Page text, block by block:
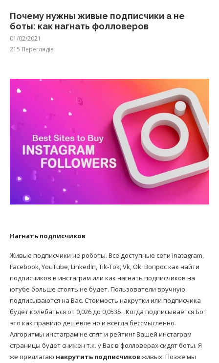
Почему нужны живые подписчики а не
боты: как нагнать фолловеров
01/02/2021
215 Переглядів
Нагнать подписчиков
Живые подписчики не роботы. Все доступные сети Inatagram,
Facebook, YouTube, LinkedIn, Tik-Tok, Vk, Ok. Вопрос как найти
подписчиков в инстаграм или как нагнать подписчиков на
ютубе больше стоять не будет. Пользователи вручную
подписываются на Вас. Стоимость накрутки или подписчика
будет колебаться от 0,026 до 0,053$. Когда подписывается Бот
это как правило дешевле но и всегда бессмысленно.
Алгоритмы инстаграм не спят и рейтинг Вашей инстаграм
страницы будет снижен т.к. у Вас в фолловерах сидят боты. Я
же предлагаю накрутить подписчиков живых. Позже мы